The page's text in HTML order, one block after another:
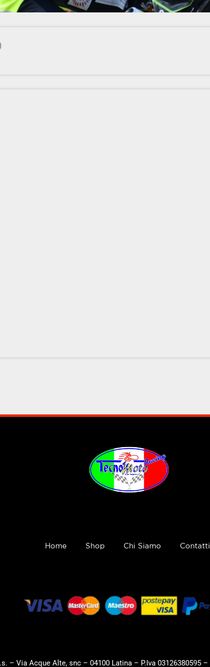
Home Shop Chi Siamo Contatti
– Via Acque Alte, snc – 04100 Latina – P.Iva 03126380595 –